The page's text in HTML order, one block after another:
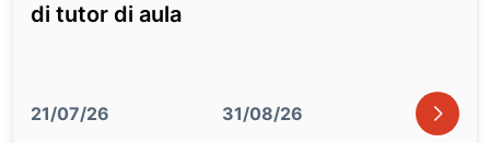
di tutor di aula
21/07/26 31/08/26 icon